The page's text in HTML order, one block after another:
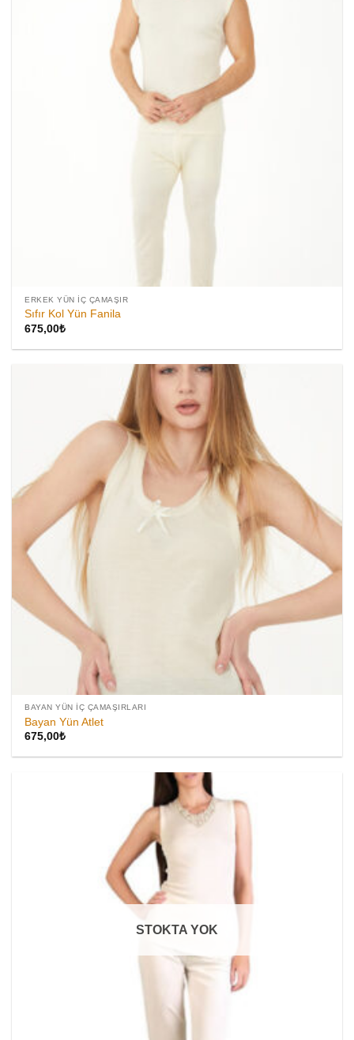
ERKEK YÜN İÇ ÇAMAŞIR
Sıfır Kol Yün Fanila
675,00₺
BAYAN YÜN İÇ ÇAMAŞIRLARI
Bayan Yün Atlet
675,00₺
STOKTA YOK